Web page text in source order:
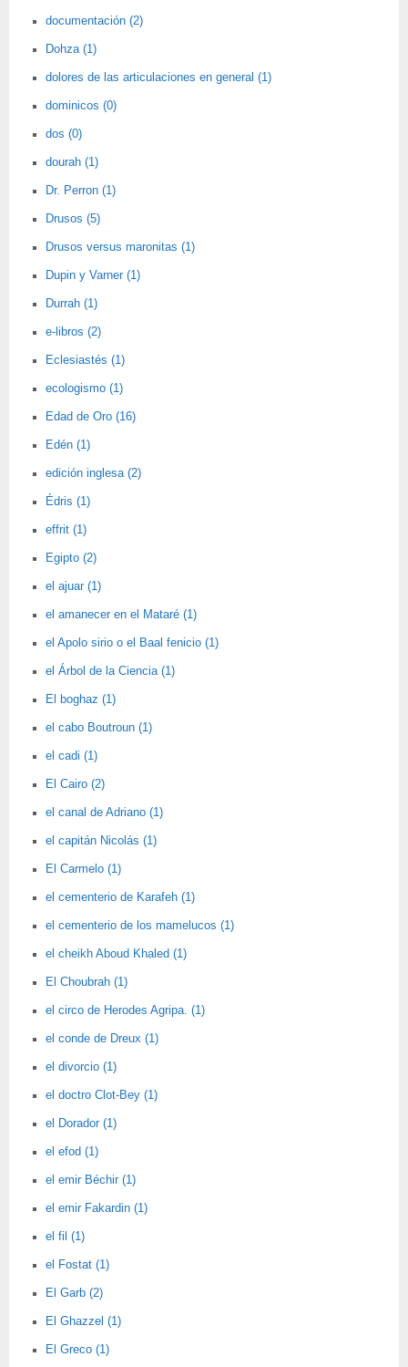
documentación (2)
Dohza (1)
dolores de las articulaciones en general (1)
dominicos (0)
dos (0)
dourah (1)
Dr. Perron (1)
Drusos (5)
Drusos versus maronitas (1)
Dupin y Varner (1)
Durrah (1)
e-libros (2)
Eclesiastés (1)
ecologismo (1)
Edad de Oro (16)
Edén (1)
edición inglesa (2)
Édris (1)
effrit (1)
Egipto (2)
el ajuar (1)
el amanecer en el Mataré (1)
el Apolo sirio o el Baal fenicio (1)
el Árbol de la Ciencia (1)
El boghaz (1)
el cabo Boutroun (1)
el cadi (1)
El Cairo (2)
el canal de Adriano (1)
el capitán Nicolás (1)
El Carmelo (1)
el cementerio de Karafeh (1)
el cementerio de los mamelucos (1)
el cheikh Aboud Khaled (1)
El Choubrah (1)
el circo de Herodes Agripa. (1)
el conde de Dreux (1)
el divorcio (1)
el doctro Clot-Bey (1)
el Dorador (1)
el efod (1)
el emir Béchir (1)
el emir Fakardin (1)
el fil (1)
el Fostat (1)
El Garb (2)
El Ghazzel (1)
El Greco (1)